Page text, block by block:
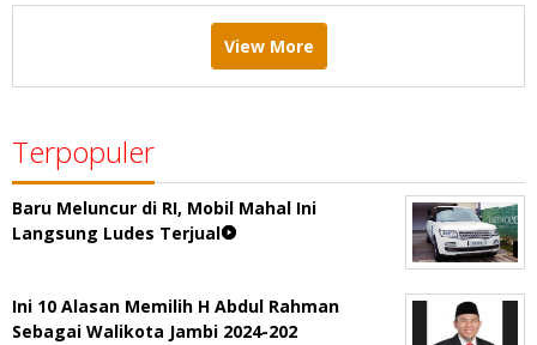
View More
Terpopuler
Baru Meluncur di RI, Mobil Mahal Ini
Langsung Ludes Terjual
Ini 10 Alasan Memilih H Abdul Rahman
Sebagai Walikota Jambi 2024-202